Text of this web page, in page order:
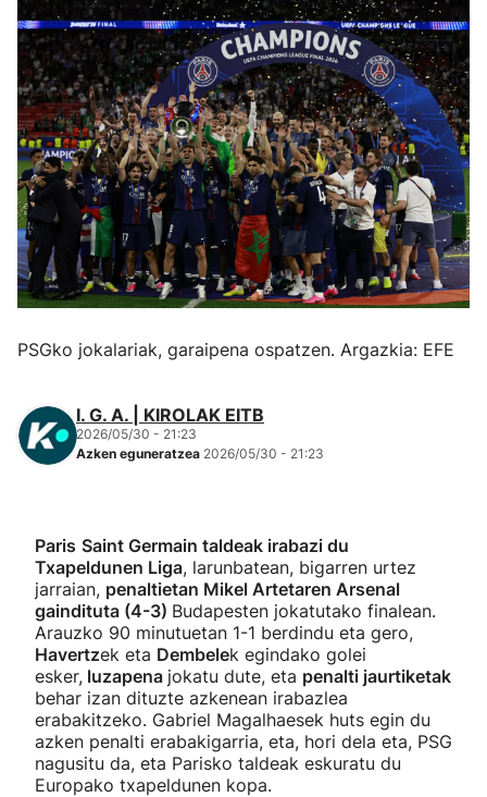
Herri-kirolak
Eskubaloia
Kirolak 360
Atletismoa
Mendi-lasterketak
PSGko jokalariak, garaipena ospatzen. Argazkia: EFE
I. G. A. | KIROLAK EITB
2026/05/30 - 21:23
Azken eguneratzea 2026/05/30 - 21:23
Paris Saint Germain taldeak irabazi du
Txapeldunen Liga, larunbatean, bigarren urtez
jarraian, penaltietan Mikel Artetaren Arsenal
gaindituta (4-3) Budapesten jokatutako finalean.
Arauzko 90 minutuetan 1-1 berdindu eta gero,
Havertzek eta Dembelek egindako golei
esker, luzapena jokatu dute, eta penalti jaurtiketak
behar izan dituzte azkenean irabazlea
erabakitzeko. Gabriel Magalhaesek huts egin du
azken penalti erabakigarria, eta, hori dela eta, PSG
nagusitu da, eta Parisko taldeak eskuratu du
Europako txapeldunen kopa.